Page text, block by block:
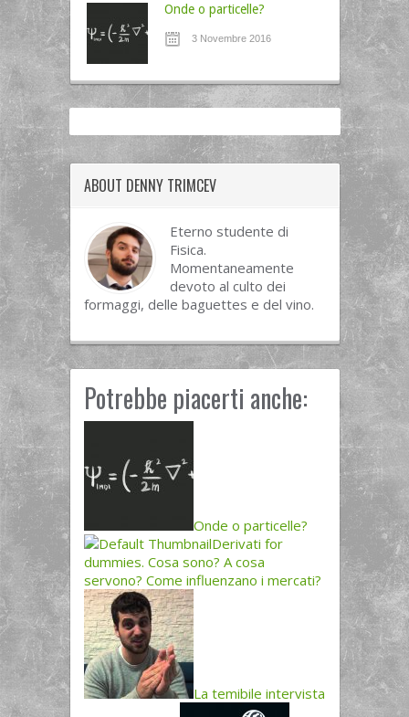
Onde o particelle?
3 Novembre 2016
ABOUT DENNY TRIMCEV
Eterno studente di
Fisica.
Momentaneamente
devoto al culto dei
formaggi, delle baguettes e del vino.
Potrebbe piacerti anche:
Onde o particelle?
Derivati for
dummies. Cosa sono? A cosa
servono? Come influenzano i mercati?
La temibile intervista